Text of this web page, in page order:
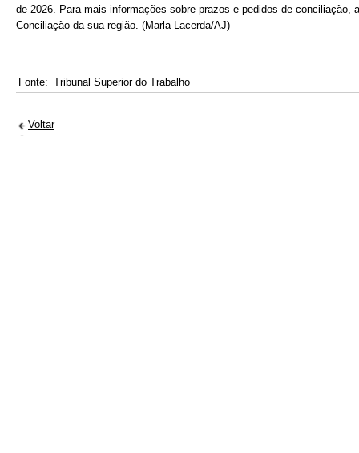
de 2026. Para mais informações sobre prazos e pedidos de conciliação,
Conciliação da sua região. (Marla Lacerda/AJ)
Fonte: Tribunal Superior do Trabalho
Voltar